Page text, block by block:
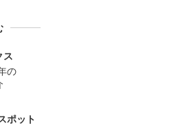
ス
の
ポット